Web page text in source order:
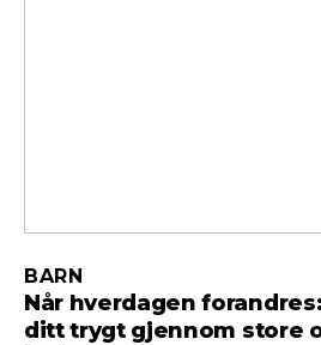
Når hverdagen
ditt trygt gjennom store
BARN